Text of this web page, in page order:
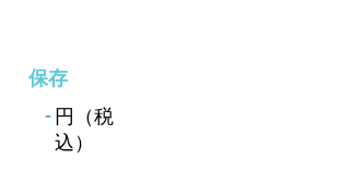
保存
- 円（税
込）